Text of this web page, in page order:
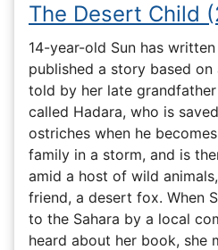
The Desert Child
14-year-old Sun has
published a story based
told by her late
called Hadara, who is
ostriches when he
family in a storm, and is
amid a host of wild
friend, a desert fox. When
to the Sahara by a local
heard about her book, she